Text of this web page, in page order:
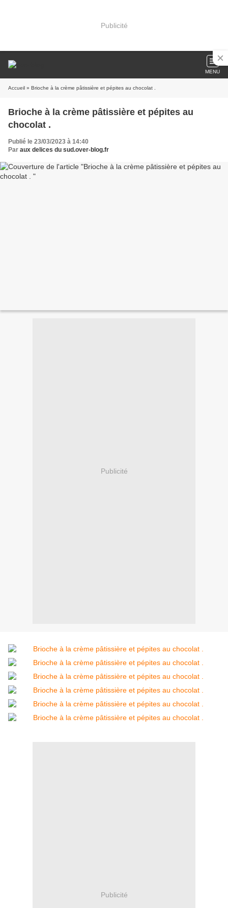
Publicité
MENU
Accueil » Brioche à la crème pâtissière et pépites au chocolat .
Brioche à la crème pâtissière et pépites au
chocolat .
Publié le 23/03/2023 à 14:40
Par aux delices du sud.over-blog.fr
Publicité
Publicité